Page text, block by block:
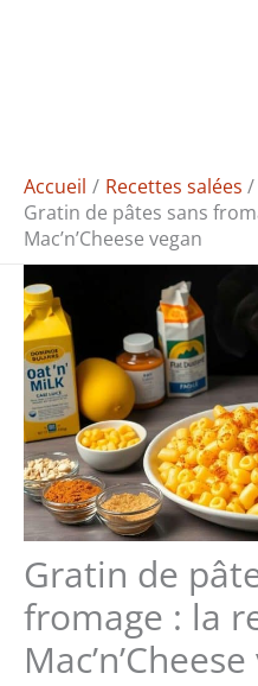
Accueil
Recettes salées
Gratin de pâtes sans
Mac’n’Cheese vegan
Gratin de
fromage : la